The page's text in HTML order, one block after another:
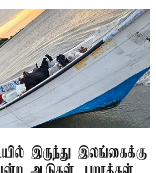
இருந்து இலங்கைக்கு